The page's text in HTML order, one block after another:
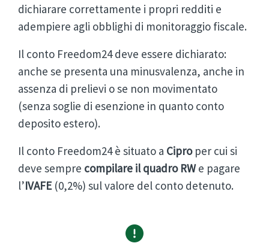
dichiarare correttamente i propri redditi e
adempiere agli obblighi di monitoraggio fiscale.
Il conto Freedom24 deve essere dichiarato:
anche se presenta una minusvalenza, anche in
assenza di prelievi o se non movimentato
(senza soglie di esenzione in quanto conto
deposito estero).
Il conto Freedom24 è situato a Ciproper cui si
deve sempre compilare il quadro RWe pagare
l’IVAFE(0,2%) sul valore del conto detenuto.